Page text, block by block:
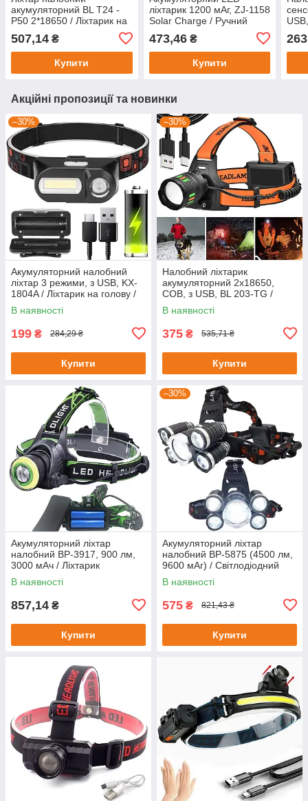
акумуляторний BL T24 -
P50 2*18650 / Ліхтарик на
тактичний на лоб
507,14 ₴
Купити
ліхтарик 1200 мАг, ZJ-1158
Solar Charge / Ручний
сонячною панеллю
473,46₴
Купити
Акційні пропозиції та новинки
–30%
Акумуляторний налобний
ліхтар 3 режими, з USB, KX-
1804A / Ліхтарик на голову /
Акумуляторний ліхтар з
нахилом
В наявності
199 ₴ 284,29 ₴
Купити
–30%
Налобний ліхтарик
акумуляторний 2x18650,
COB, з USB, BL 203-TG /
Ліхтар на голову / Ліхтарик на
лоб
В наявності
375 ₴ 535,71 ₴
Купити
Акумуляторний ліхтар
налобний BP-3917, 900 лм,
3000 мАч / Ліхтарик
налобний / Світлодіодний
ліхтар на голову
В наявності
857,14 ₴
Купити
–30%
Акумуляторний ліхтар
налобний BP-5875 (4500 лм,
9600 мАг) / Світлодіодний
ліхтар на голову/ Ліхтарик
налобний
В наявності
575 ₴ 821,43 ₴
Купити